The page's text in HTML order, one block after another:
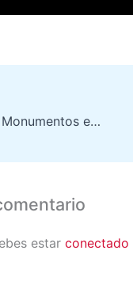
París a Pie & Sus Monumentos en Invierno
estar conectado